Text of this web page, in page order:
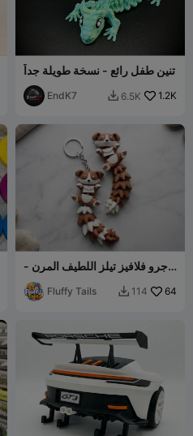
تنين طفل رائع - نسخة طويلة جداً
EndK7  6.5K 1.2K
جرو فلافيز تيلز اللطيف المرن -
لعبة/سلسلة مفاتيح
Fluffy Tails  114 64